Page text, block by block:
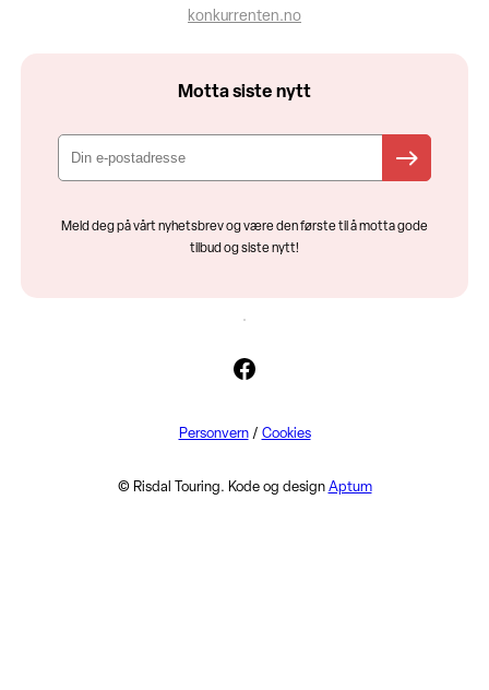
konkurrenten.no
Motta siste nytt
Meld deg på vårt nyhetsbrev og være den første til å motta gode
tilbud og siste nytt!
Facebook
Personvern/ Cookies
© Risdal Touring. Kode og design Aptum